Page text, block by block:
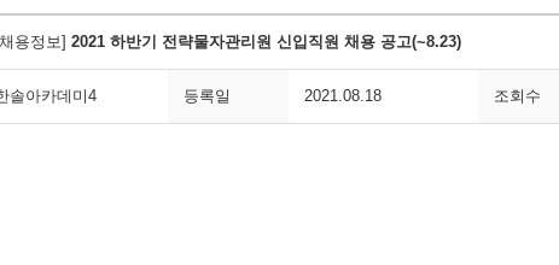
용정보] 2021 하반기 전략물자관리원 신입직원 채용 공고(~8.23)
솔아카데미4 등록일 2021.08.18 조회수